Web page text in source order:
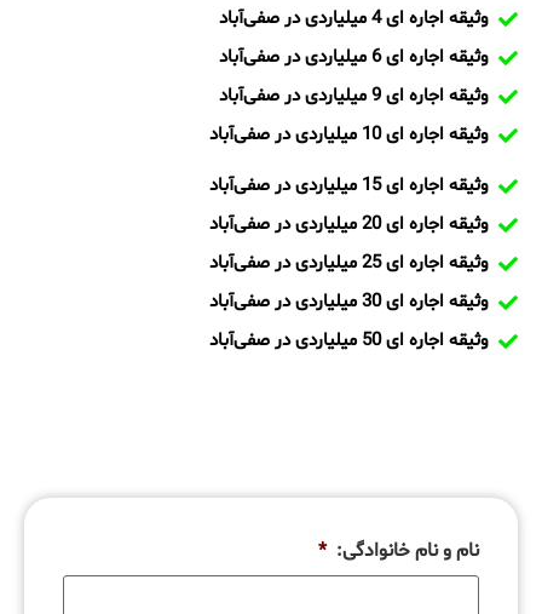
وثیقه اجاره ای 4 میلیاردی در صفی‌آباد
وثیقه اجاره ای 6 میلیاردی در صفی‌آباد
وثیقه اجاره ای 9 میلیاردی در صفی‌آباد
وثیقه اجاره ای 10 میلیاردی در صفی‌آباد
وثیقه اجاره ای 15 میلیاردی در صفی‌آباد
وثیقه اجاره ای 20 میلیاردی در صفی‌آباد
وثیقه اجاره ای 25 میلیاردی در صفی‌آباد
وثیقه اجاره ای 30 میلیاردی در صفی‌آباد
وثیقه اجاره ای 50 میلیاردی در صفی‌آباد
نام و نام خانوادگی: *